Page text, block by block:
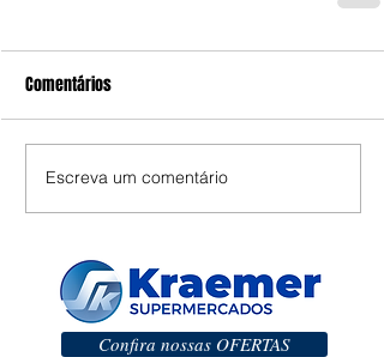
Comentários
Escreva um comentário
Confira nossas OFERTAS